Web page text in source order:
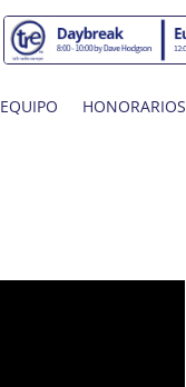
EQUIPO HONORARIOS